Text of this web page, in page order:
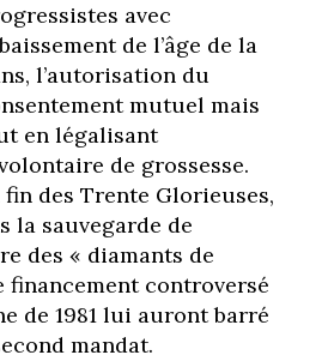
avec
de l’âge de la
l’autorisation du
mutuel mais
en légalisant
de grossesse.
des Trente Glorieuses,
la sauvegarde de
des « diamants de
financement controversé
de 1981 lui auront barré
mandat.